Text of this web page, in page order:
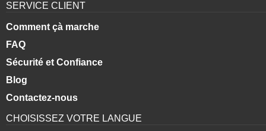
SERVICE CLIENT
Comment çà marche
FAQ
Sécurité et Confiance
Blog
Contactez-nous
CHOISISSEZ VOTRE LANGUE